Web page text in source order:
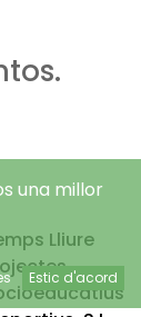
Lliure
una millor
Estic d'acord